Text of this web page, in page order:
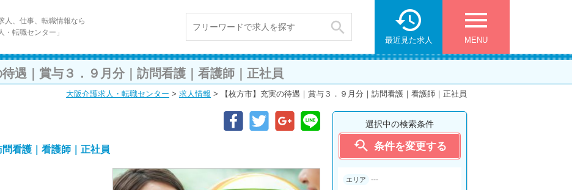
人、仕事、転職情報なら
・転職センター」
 menu
MENU

最近見た求人
待遇｜賞与３．９月分｜訪問看護｜看護師｜正社員
大阪介護求人・転職センター > 求人情報 > 【枚方市】充実の待遇｜賞与３．９月分｜訪問看護｜看護師｜正社員
選択中の検索条件
 条件を変更する
エリア ---
看護｜看護師｜正社員